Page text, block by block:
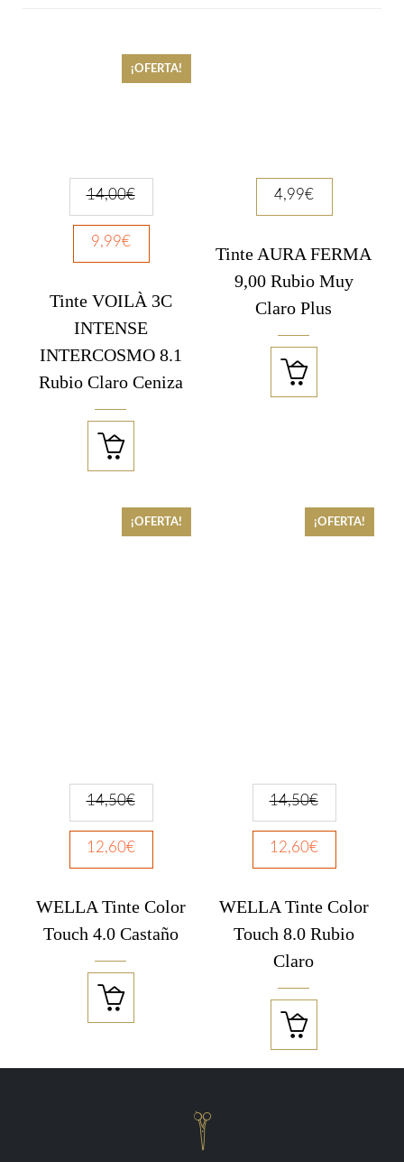
¡OFERTA!
14,00€
9,99€
Tinte VOILÀ 3C
INTENSE
INTERCOSMO 8.1
Rubio Claro Ceniza

4,99€
Tinte AURA FERMA
9,00 Rubio Muy
Claro Plus

¡OFERTA!
14,50€
12,60€
WELLA Tinte Color
Touch 4.0 Castaño

¡OFERTA!
14,50€
12,60€
WELLA Tinte Color
Touch 8.0 Rubio
Claro

